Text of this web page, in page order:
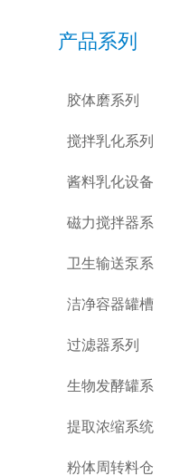
产品系列
胶体磨系列
搅拌乳化系列
酱料乳化设备
磁力搅拌器系
卫生输送泵系
洁净容器罐槽
过滤器系列
生物发酵罐系
提取浓缩系统
粉体周转料仓